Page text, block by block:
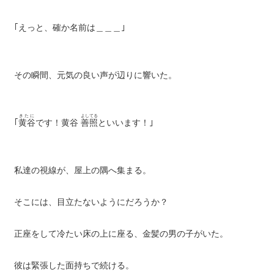
｢えっと、確か名前は＿＿＿｣
その瞬間、元気の良い声が辺りに響いた。
黄谷
きたに
です！黄谷 善照
よしてる
といいます！｣
私達の視線が、屋上の隅へ集まる。
そこには、目立たないようにだろうか？
正座をして冷たい床の上に座る、金髪の男の子がいた。
彼は緊張した面持ちで続ける。